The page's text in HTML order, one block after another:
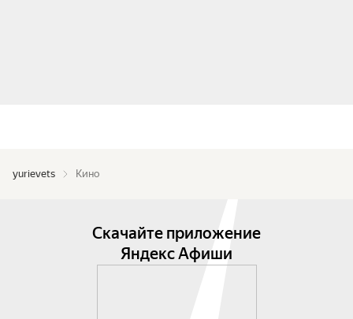
yurievets Кино
Скачайте приложение
Яндекс Афиши